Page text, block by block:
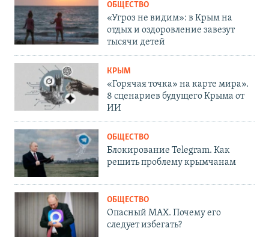
ОБЩЕСТВО
«Угроз не видим»: в Крым на
отдых и оздоровление завезут
тысячи детей
КРЫМ
«Горячая точка» на карте мира».
8 сценариев будущего Крыма от
ИИ
ОБЩЕСТВО
Блокирование Telegram. Как
решить проблему крымчанам
ОБЩЕСТВО
Опасный MAX. Почему его
следует избегать?